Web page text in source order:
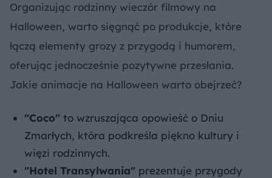
Organizując rodzinny wieczór filmowy na
Halloween, warto sięgnąć po produkcje, które
łączą elementy grozy z przygodą i humorem,
oferując jednocześnie pozytywne przesłania.
Jakie animacje na Halloween warto obejrzeć?
"Coco" to wzruszająca opowieść o Dniu
Zmarłych, która podkreśla piękno kultury i
więzi rodzinnych.
"Hotel Transylwania" prezentuje przygody